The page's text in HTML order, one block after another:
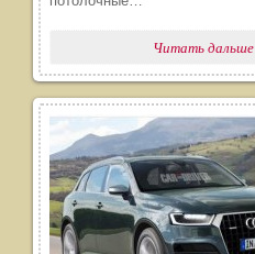
Читать дальше